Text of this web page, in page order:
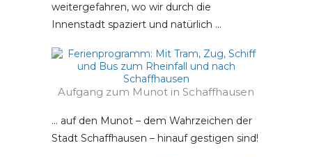
weitergefahren, wo wir durch die
Innenstadt spaziert und natürlich …
Aufgang zum Munot in Schaffhausen
… auf den Munot – dem Wahrzeichen der
Stadt Schaffhausen – hinauf gestigen sind!